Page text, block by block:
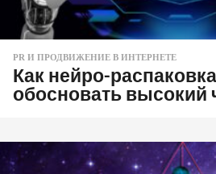
PR И ПРОДВИЖЕНИЕ В ИНТЕРНЕТЕ
Как нейро-
обосновать высокий